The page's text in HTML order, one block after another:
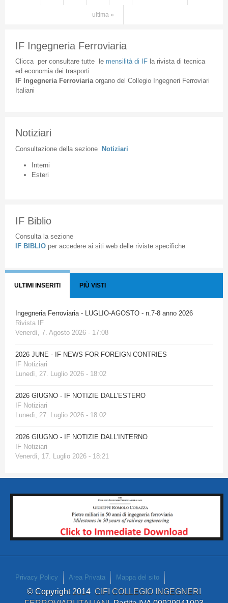
ultima »
IF Ingegneria Ferroviaria
Cliccaper consultare tuttele mensilità di IFla rivista di tecnica
ed economia dei trasporti
IF Ingegneria Ferroviaria organodel Collegio Ingegneri Ferroviari
Italiani
Notiziari
Consultazione della sezione Notiziari
Interni
Esteri
IF Biblio
Consulta la sezione
IF BIBLIO per accedere ai siti web delle riviste specifiche
ULTIMI INSERITI PIÙ VISTI
Ingegneria Ferroviaria - LUGLIO-AGOSTO - n.7-8 anno 2026
Rivista IF
Venerdì, 7. Agosto 2026 - 17:08
2026 JUNE - IF NEWS FOR FOREIGN CONTRIES
IF Notiziari
Lunedì, 27. Luglio 2026 - 18:02
2026 GIUGNO - IF NOTIZIE DALL'ESTERO
IF Notiziari
Lunedì, 27. Luglio 2026 - 18:02
2026 GIUGNO - IF NOTIZIE DALL'INTERNO
IF Notiziari
Venerdì, 17. Luglio 2026 - 18:21
Privacy Policy Area Privata Mappa del sito
© Copyright 2014 CIFI COLLEGIO INGEGNERI